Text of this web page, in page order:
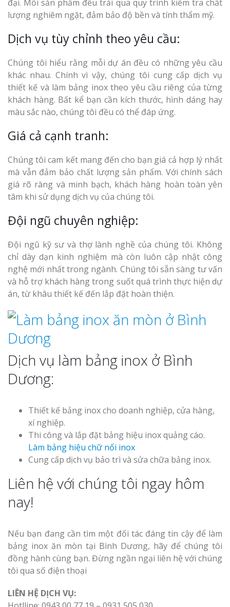
đại. Mỗi sản phẩm đều trải qua quy trình kiểm tra chất
lượng nghiêm ngặt, đảm bảo độ bền và tính thẩm mỹ.
Dịch vụ tùy chỉnh theo yêu cầu:
Chúng tôi hiểu rằng mỗi dự án đều có những yêu cầu
khác nhau. Chính vì vậy, chúng tôi cung cấp dịch vụ
thiết kế và làm bảng inox theo yêu cầu riêng của từng
khách hàng. Bất kể bạn cần kích thước, hình dáng hay
màu sắc nào, chúng tôi đều có thể đáp ứng.
Giá cả cạnh tranh:
Chúng tôi cam kết mang đến cho bạn giá cả hợp lý nhất
mà vẫn đảm bảo chất lượng sản phẩm. Với chính sách
giá rõ ràng và minh bạch, khách hàng hoàn toàn yên
tâm khi sử dụng dịch vụ của chúng tôi.
Đội ngũ chuyên nghiệp:
Đội ngũ kỹ sư và thợ lành nghề của chúng tôi. Không
chỉ dày dạn kinh nghiệm mà còn luôn cập nhật công
nghệ mới nhất trong ngành. Chúng tôi sẵn sàng tư vấn
và hỗ trợ khách hàng trong suốt quá trình thực hiện dự
án, từ khâu thiết kế đến lắp đặt hoàn thiện.
Dịch vụ làm bảng inox ở Bình
Dương:
Thiết kế bảng inox cho doanh nghiệp, cửa hàng,
xí nghiệp.
Thi công và lắp đặt bảng hiệu inox quảng cáo.
Làm bảng hiệu chữ nổi inox
Cung cấp dịch vụ bảo trì và sửa chữa bảng inox.
Liên hệ với chúng tôi ngay hôm
nay!
Nếu bạn đang cần tìm một đối tác đáng tin cậy để làm
bảng inox ăn mòn tại Bình Dương, hãy để chúng tôi
đồng hành cùng bạn. Đừng ngần ngại liên hệ với chúng
tôi qua số điện thoại
LIÊN HỆ DỊCH VỤ: